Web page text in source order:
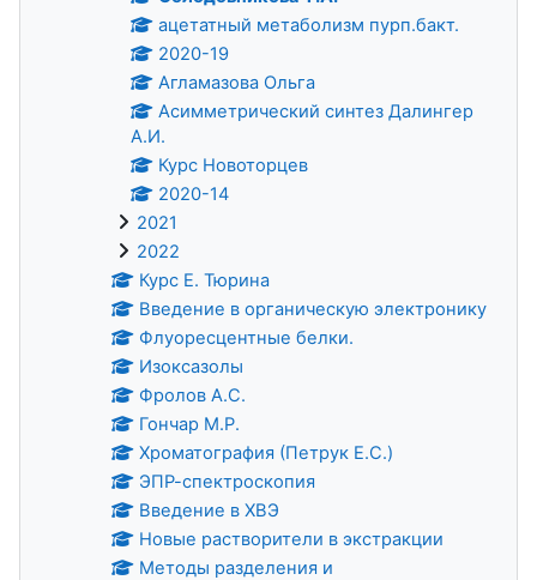
ацетатный метаболизм пурп.бакт.
2020-19
Агламазова Ольга
Асимметрический синтез Далингер
А.И.
Курс Новоторцев
2020-14
2021
2022
Курс Е. Тюрина
Введение в органическую электронику
Флуоресцентные белки.
Изоксазолы
Фролов А.С.
Гончар М.Р.
Хроматография (Петрук Е.С.)
ЭПР-спектроскопия
Введение в ХВЭ
Новые растворители в экстракции
Методы разделения и